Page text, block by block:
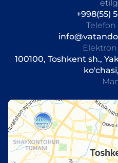
+998(55)
100100, Toshkent sh.,